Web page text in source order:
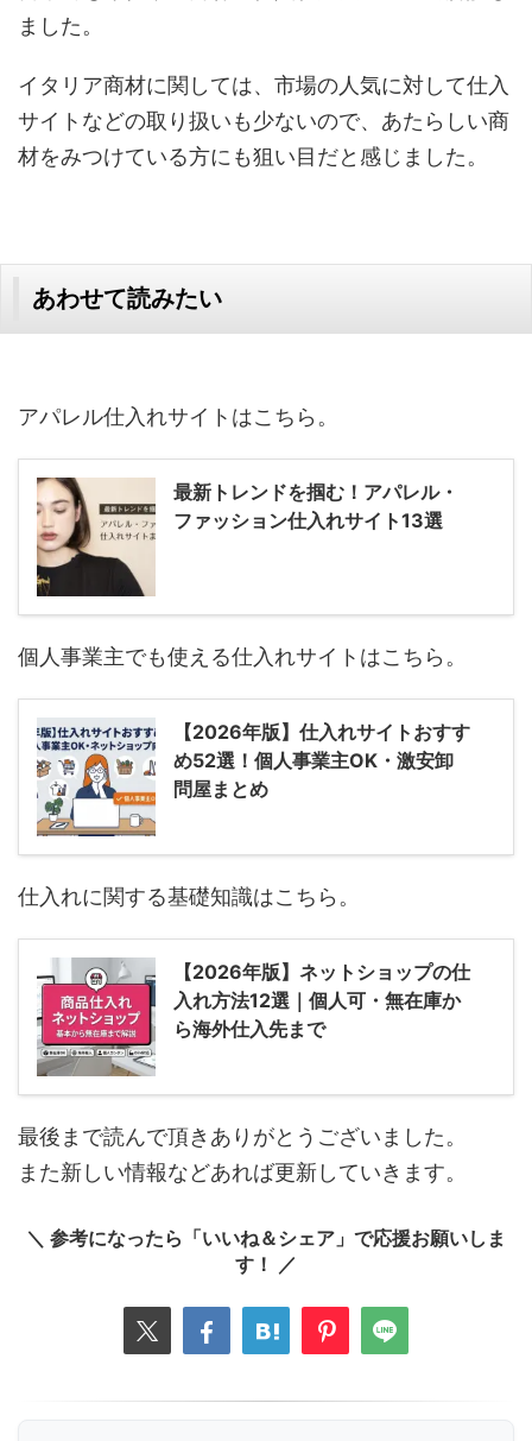
ました。
イタリア商材に関しては、市場の人気に対して仕入
サイトなどの取り扱いも少ないので、あたらしい商
材をみつけている方にも狙い目だと感じました。
あわせて読みたい
アパレル仕入れサイトはこちら。
最新トレンドを掴む！アパレル・
ファッション仕入れサイト13選
個人事業主でも使える仕入れサイトはこちら。
【2026年版】仕入れサイトおすす
め52選！個人事業主OK・激安卸
問屋まとめ
仕入れに関する基礎知識はこちら。
【2026年版】ネットショップの仕
入れ方法12選｜個人可・無在庫か
ら海外仕入先まで
最後まで読んで頂きありがとうございました。
また新しい情報などあれば更新していきます。
＼ 参考になったら「いいね＆シェア」で応援お願いしま
す！ ／